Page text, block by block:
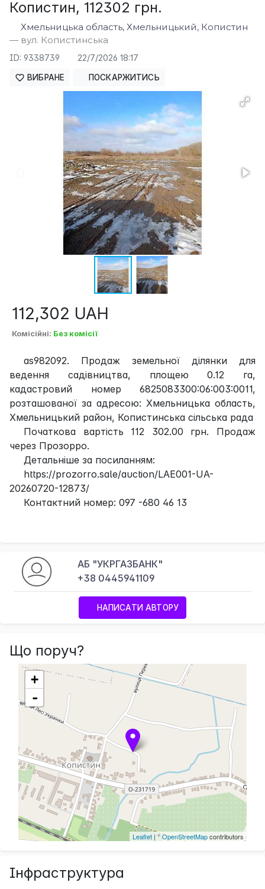
Копистин, 112302 грн.
Хмельницька область, Хмельницький, Копистин
— вул. Копистинська
ID: 9338739 22/7/2026 18:17
ВИБРАНЕ ПОСКАРЖИТИСЬ
112,302 UAH
Комісійні: Без комісії
as982092. Продаж земельної ділянки для
ведення садівництва, площею 0.12 га,
кадастровий номер 6825083300:06:003:0011,
розташованої за адресою: Хмельницька область,
Хмельницький район, Копистинська сільська рада
Початкова вартість 112 302.00 грн. Продаж
через Прозорро.
Детальніше за посиланням:
https://prozorro.sale/auction/LAE001-UA-
20260720-12873/
Контактний номер: 097 -680 46 13
АБ "УКРГАЗБАНК"
+38 0445941109
НАПИСАТИ АВТОРУ
Що поруч?
+
-
Leaflet | ©OpenStreetMapcontributors
Інфраструктура